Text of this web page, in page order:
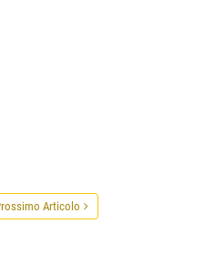
Articolo